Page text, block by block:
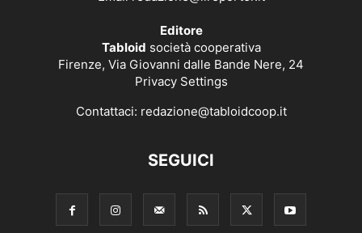
Editore
Tabloid società cooperativa
Firenze, Via Giovanni dalle Bande Nere, 24
Privacy Settings
Contattaci: redazione@tabloidcoop.it
SEGUICI